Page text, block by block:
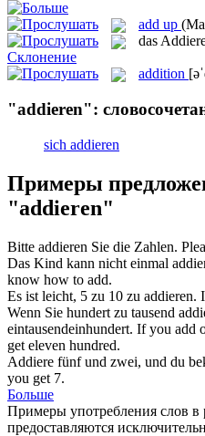
add up
das
Склонение
addition
"addieren":
sich addieren
Примеры
"addieren"
Bitte addieren Sie die Zahlen.
Das Kind kann nicht einmal
know how to add.
Es ist leicht, 5 zu 10 zu addieren.
Wenn Sie hundert zu tausend
eintausendeinhundert. If you add
get eleven hundred.
Addiere fünf und zwei, und du
you get 7.
Больше
Примеры употребления слов в
предоставляются